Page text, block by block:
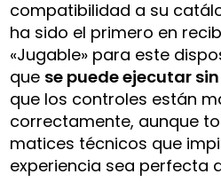
compatibilidad a su
ha sido el primero en
«Jugable» para este
que se puede ejecutar
que los controles están
correctamente, aunque
matices técnicos que
experiencia sea perfecta